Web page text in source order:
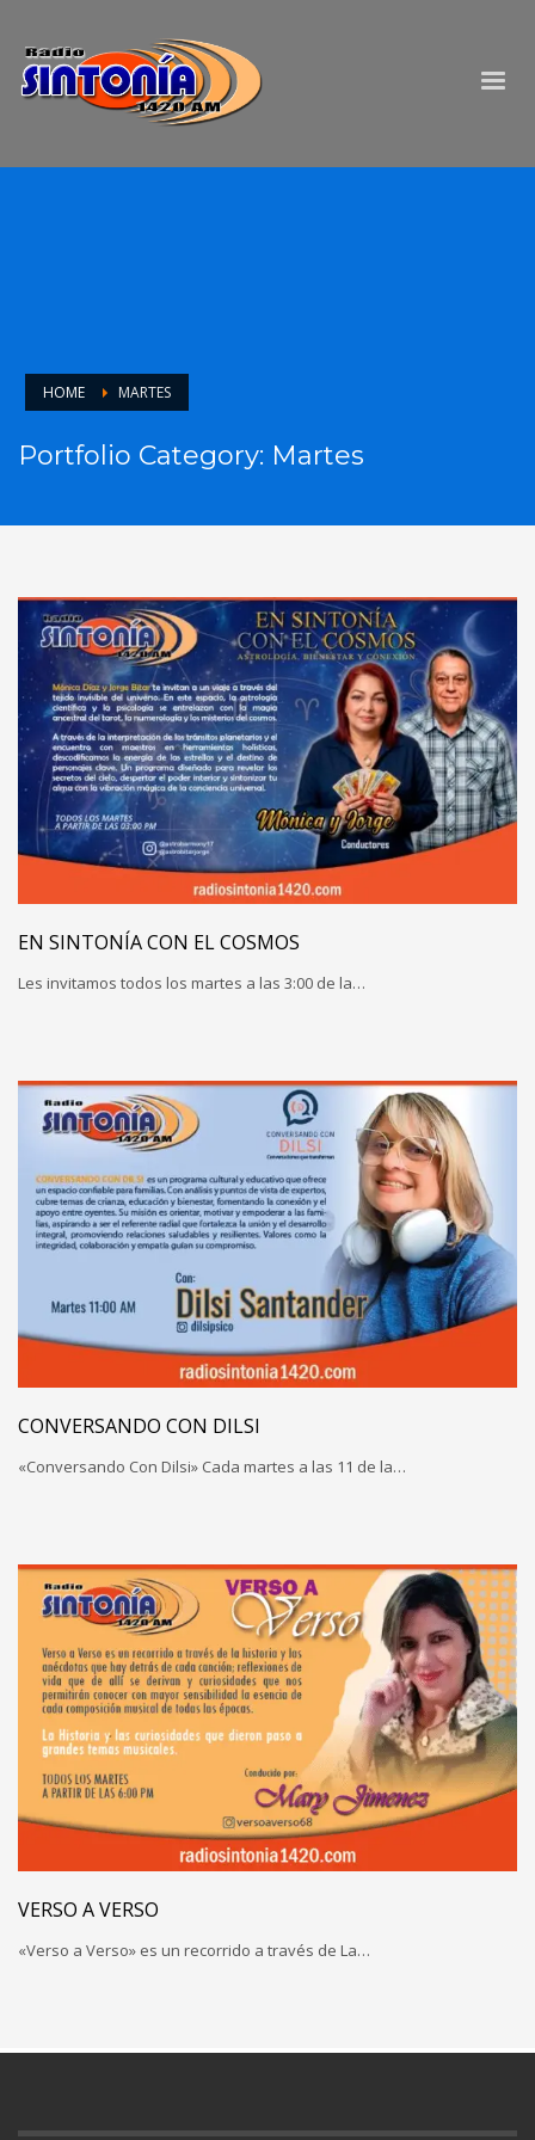
HOME MARTES
Portfolio Category: Martes
EN SINTONÍA CON EL COSMOS
Les invitamos todos los martes a las 3:00 de la…
CONVERSANDO CON DILSI
«Conversando Con Dilsi» Cada martes a las 11 de la…
VERSO A VERSO
«Verso a Verso» es un recorrido a través de La…